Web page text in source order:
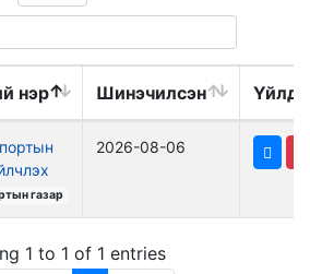
нэр Шинэчилсэн
газар
2026-08-06
1 to 1 of 1 entries